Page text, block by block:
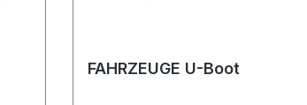
FAHRZEUGE U-Boot